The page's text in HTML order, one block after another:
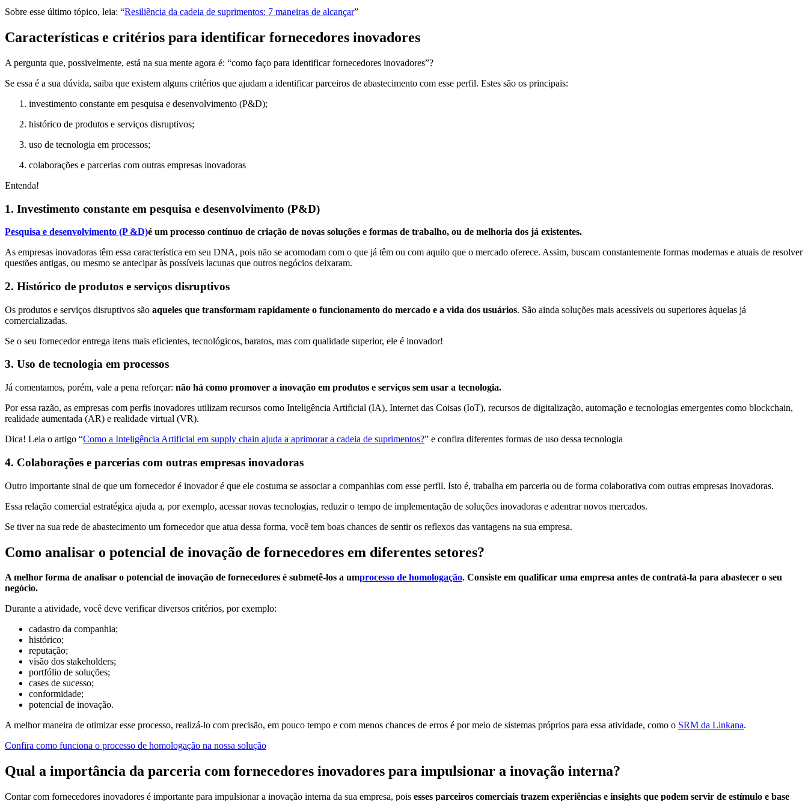
Sobre esse último tópico, leia: “Resiliência da cadeia de suprimentos: 7 maneiras de alcançar”
Características e critérios para identificar fornecedores inovadores
A pergunta que, possivelmente, está na sua mente agora é: “como faço para identificar fornecedores inovadores”?
Se essa é a sua dúvida, saiba que existem alguns critérios que ajudam a identificar parceiros de abastecimento com esse perfil. Estes são os principais:
investimento constante em pesquisa e desenvolvimento (P&D);
histórico de produtos e serviços disruptivos;
uso de tecnologia em processos;
colaborações e parcerias com outras empresas inovadoras
Entenda!
1. Investimento constante em pesquisa e desenvolvimento (P&D)
Pesquisa e desenvolvimento (P &D)é um processo contínuo de criação de novas soluções e formas de trabalho, ou de melhoria dos já existentes.
As empresas inovadoras têm essa característica em seu DNA, pois não se acomodam com o que já têm ou com aquilo que o mercado oferece. Assim, buscam constantemente formas modernas e atuais de resolver
questões antigas, ou mesmo se antecipar às possíveis lacunas que outros negócios deixaram.
2. Histórico de produtos e serviços disruptivos
Os produtos e serviços disruptivos são aqueles que transformam rapidamente o funcionamento do mercado e a vida dos usuários. São ainda soluções mais acessíveis ou superiores àquelas já
comercializadas.
Se o seu fornecedor entrega itens mais eficientes, tecnológicos, baratos, mas com qualidade superior, ele é inovador!
3. Uso de tecnologia em processos
Já comentamos, porém, vale a pena reforçar: não há como promover a inovação em produtos e serviços sem usar a tecnologia.
Por essa razão, as empresas com perfis inovadores utilizam recursos como Inteligência Artificial (IA), Internet das Coisas (IoT), recursos de digitalização, automação e tecnologias emergentes como blockchain,
realidade aumentada (AR) e realidade virtual (VR).
Dica! Leia o artigo “Como a Inteligência Artificial em supply chain ajuda a aprimorar a cadeia de suprimentos?” e confira diferentes formas de uso dessa tecnologia
4. Colaborações e parcerias com outras empresas inovadoras
Outro importante sinal de que um fornecedor é inovador é que ele costuma se associar a companhias com esse perfil. Isto é, trabalha em parceria ou de forma colaborativa com outras empresas inovadoras.
Essa relação comercial estratégica ajuda a, por exemplo, acessar novas tecnologias, reduzir o tempo de implementação de soluções inovadoras e adentrar novos mercados.
Se tiver na sua rede de abastecimento um fornecedor que atua dessa forma, você tem boas chances de sentir os reflexos das vantagens na sua empresa.
Como analisar o potencial de inovação de fornecedores em diferentes setores?
A melhor forma de analisar o potencial de inovação de fornecedores é submetê-los a umprocesso de homologação. Consiste em qualificar uma empresa antes de contratá-la para abastecer o seu
negócio.
Durante a atividade, você deve verificar diversos critérios, por exemplo:
cadastro da companhia;
histórico;
reputação;
visão dos stakeholders;
portfólio de soluções;
cases de sucesso;
conformidade;
potencial de inovação.
A melhor maneira de otimizar esse processo, realizá-lo com precisão, em pouco tempo e com menos chances de erros é por meio de sistemas próprios para essa atividade, como o SRM da Linkana.
Confira como funciona o processo de homologação na nossa solução
Qual a importância da parceria com fornecedores inovadores para impulsionar a inovação interna?
Contar com fornecedores inovadores é importante para impulsionar a inovação interna da sua empresa, pois esses parceiros comerciais trazem experiências e insights que podem servir de estímulo e base